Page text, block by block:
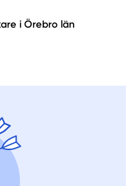
i Örebro län